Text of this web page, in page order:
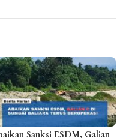
Sanksi ESDM, Galian